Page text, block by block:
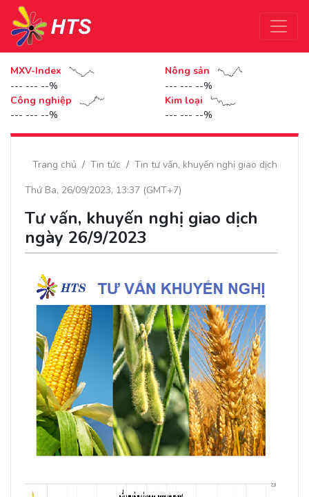
MXV-Index
--- --- --%
Nông sản
--- --- --%
Công nghiệp
--- --- --%
Kim loại
--- --- --%
Trang chủ Tin tức
Tin tư vấn, khuyến nghị giao dịch
Thứ Ba, 26/09/2023, 13:37 (GMT+7)
Tư vấn, khuyến nghị giao dịch
ngày 26/9/2023